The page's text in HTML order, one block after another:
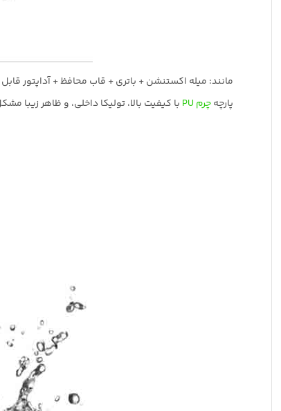
مانند: میله اکستنشن + باتری + قاب محافظ + آداپتور
پارچهچرم PU با کیفیت بالا، تولیکا داخلی، و ظاهر زیبا